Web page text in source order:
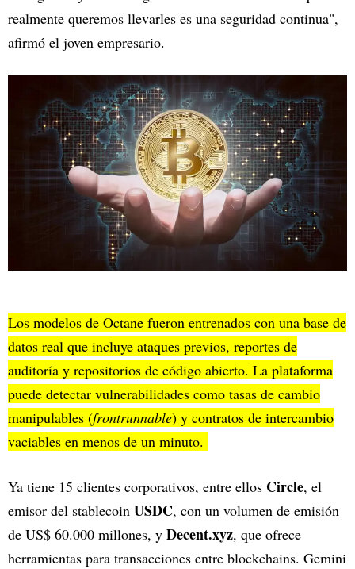
realmente queremos llevarles es una seguridad continua",
afirmó el joven empresario.
Los modelos de Octane fueron entrenados con una base de
datos real que incluye ataques previos, reportes de
auditoría y repositorios de código abierto. La plataforma
puede detectar vulnerabilidades como tasas de cambio
manipulables (frontrunnable) y contratos de intercambio
vaciables en menos de un minuto.
Ya tiene 15 clientes corporativos, entre ellos Circle, el
emisor del stablecoin USDC, con un volumen de emisión
de US$ 60.000 millones, y Decent.xyz, que ofrece
herramientas para transacciones entre blockchains. Gemini